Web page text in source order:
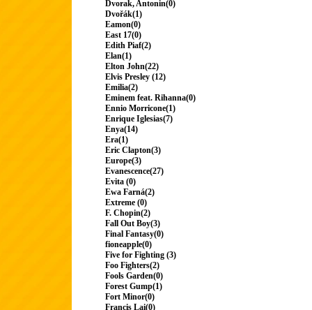
Dvorak, Antonin(0)
Dvořák(1)
Eamon(0)
East 17(0)
Edith Piaf(2)
Elan(1)
Elton John(22)
Elvis Presley (12)
Emilia(2)
Eminem feat. Rihanna(0)
Ennio Morricone(1)
Enrique Iglesias(7)
Enya(14)
Era(1)
Eric Clapton(3)
Europe(3)
Evanescence(27)
Evita (0)
Ewa Farná(2)
Extreme (0)
F. Chopin(2)
Fall Out Boy(3)
Final Fantasy(0)
fioneapple(0)
Five for Fighting (3)
Foo Fighters(2)
Fools Garden(0)
Forest Gump(1)
Fort Minor(0)
Francis Lai(0)